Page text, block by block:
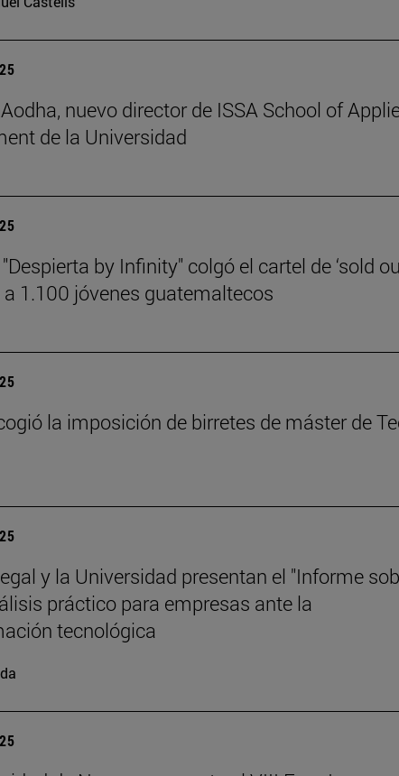
nuevo director de ISSA School of
de la Universidad
by Infinity" colgó el cartel de ‘sold
1.100 jóvenes guatemaltecos
la imposición de birretes de máster de
y la Universidad presentan el "Informe
práctico para empresas ante la
tecnológica